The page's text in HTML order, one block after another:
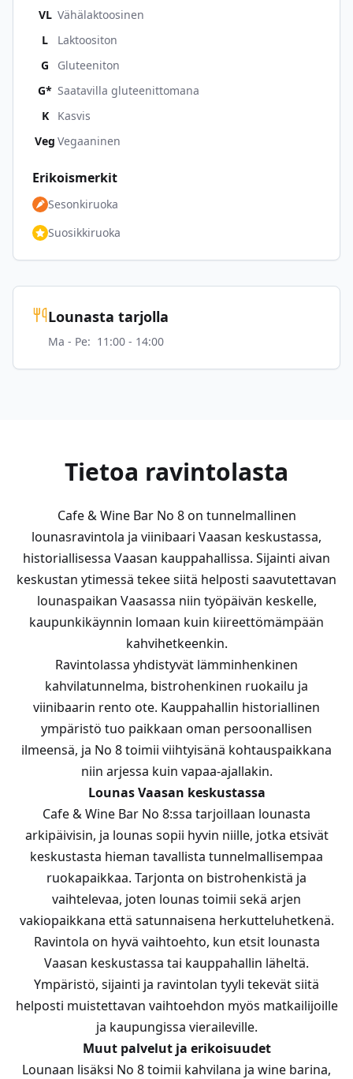
VL Vähälaktoosinen
L
Laktoositon
G
Gluteeniton
G* Saatavilla gluteenittomana
K
Kasvis
Veg Vegaaninen
Erikoismerkit
Sesonkiruoka
Suosikkiruoka
Lounasta tarjolla
Ma - Pe: 11:00 - 14:00
Tietoa ravintolasta
Cafe & Wine Bar No 8 on tunnelmallinen
lounasravintola ja viinibaari Vaasan keskustassa,
historiallisessa Vaasan kauppahallissa. Sijainti aivan
keskustan ytimessä tekee siitä helposti saavutettavan
lounaspaikan Vaasassa niin työpäivän keskelle,
kaupunkikäynnin lomaan kuin kiireettömämpään
kahvihetkeenkin.
Ravintolassa yhdistyvät lämminhenkinen
kahvilatunnelma, bistrohenkinen ruokailu ja
viinibaarin rento ote. Kauppahallin historiallinen
ympäristö tuo paikkaan oman persoonallisen
ilmeensä, ja No 8 toimii viihtyisänä kohtauspaikkana
niin arjessa kuin vapaa-ajallakin.
Lounas Vaasan keskustassa
Cafe & Wine Bar No 8:ssa tarjoillaan lounasta
arkipäivisin, ja lounas sopii hyvin niille, jotka etsivät
keskustasta hieman tavallista tunnelmallisempaa
ruokapaikkaa. Tarjonta on bistrohenkistä ja
vaihtelevaa, joten lounas toimii sekä arjen
vakiopaikkana että satunnaisena herkutteluhetkenä.
Ravintola on hyvä vaihtoehto, kun etsit lounasta
Vaasan keskustassa tai kauppahallin läheltä.
Ympäristö, sijainti ja ravintolan tyyli tekevät siitä
helposti muistettavan vaihtoehdon myös matkailijoille
ja kaupungissa vieraileville.
Muut palvelut ja erikoisuudet
Lounaan lisäksi No 8 toimii kahvilana ja wine barina,